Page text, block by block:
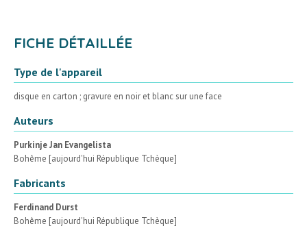
FICHE DÉTAILLÉE
Type de l'appareil
disque en carton ; gravure en noir et blanc sur une face
Auteurs
Purkinje Jan Evangelista
Bohême [aujourd'hui République Tchèque]
Fabricants
Ferdinand Durst
Bohême [aujourd'hui République Tchèque]